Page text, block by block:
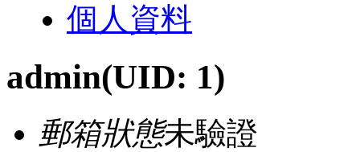
個人資料
admin(UID: 1)
郵箱狀態未驗證